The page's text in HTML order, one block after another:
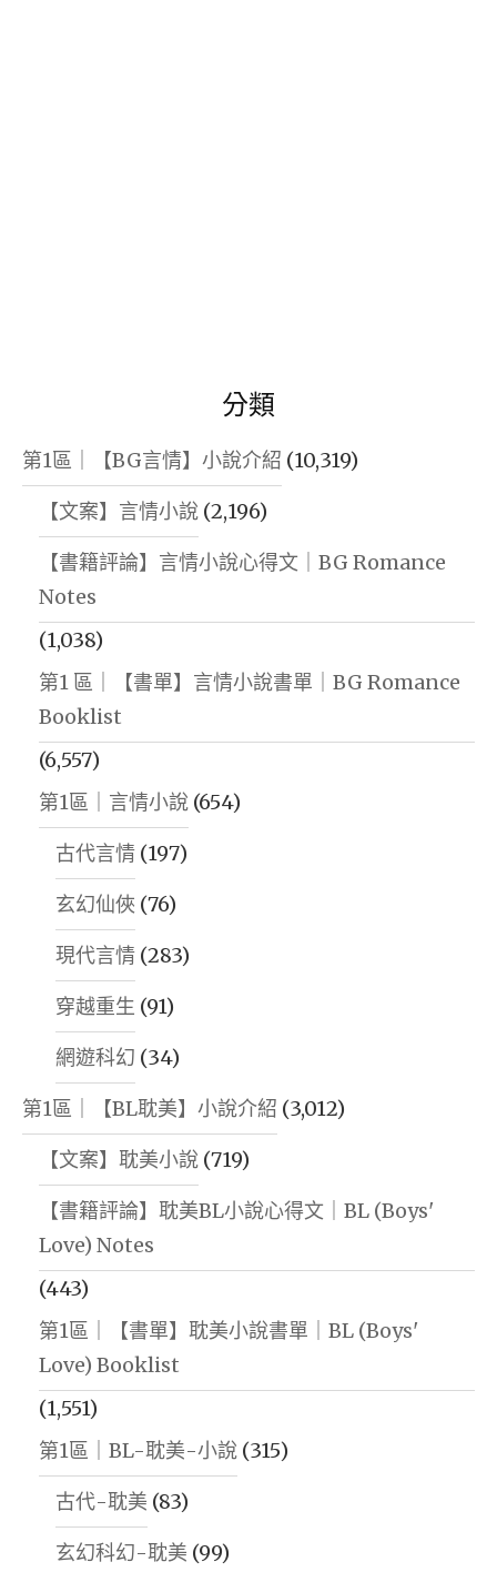
分類
第1區｜【BG言情】小說介紹 (10,319)
【文案】言情小說 (2,196)
【書籍評論】言情小說心得文｜BG Romance
Notes
(1,038)
第1 區｜【書單】言情小說書單｜BG Romance
Booklist
(6,557)
第1區｜言情小說 (654)
古代言情 (197)
玄幻仙俠 (76)
現代言情 (283)
穿越重生 (91)
網遊科幻 (34)
第1區｜【BL耽美】小說介紹 (3,012)
【文案】耽美小說 (719)
【書籍評論】耽美BL小說心得文｜BL (Boys'
Love) Notes
(443)
第1區｜【書單】耽美小說書單｜BL (Boys'
Love) Booklist
(1,551)
第1區｜BL-耽美-小說 (315)
古代-耽美 (83)
玄幻科幻-耽美 (99)